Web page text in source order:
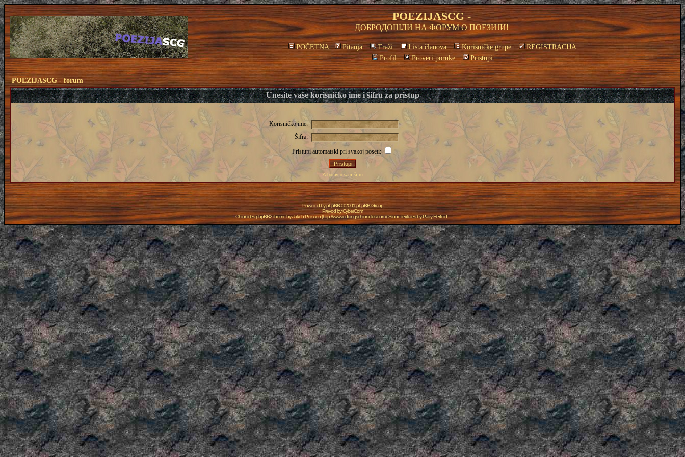
POEZIJASCG -
ДОБРОДОШЛИ НА ФОРУМ О ПОЕЗИЈИ!
POČETNA Pitanja Traži Lista članova Korisničke grupe
REGISTRACIJA
Profil
Proveri poruke Pristupi
POEZIJASCG - forum
Unesite vaše korisničko ime i šifru za pristup
Korisničko ime:
Šifra:
Pristupi automatski pri svakoj poseti:
Zaboravio sam šifru
Powered byphpBB© 2001 phpBB Group
Prevod byCyberCom
Chronicles phpBB2 theme byJakob Persson(http://www.eddingschronicles.com). Stone textures byPatty Herford. .